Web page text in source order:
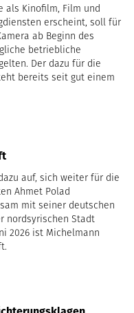
als Kinofilm, Film und
erscheint, soll für
ab Beginn des
betriebliche
Der dazu für die
bereits seit gut einem
auf, sich weiter für die
Ahmet Polad
mit seiner deutschen
nordsyrischen Stadt
2026 ist Michelmann